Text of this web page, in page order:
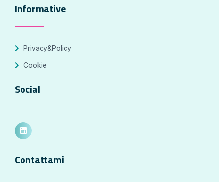
Informative
Privacy&Policy
Cookie
Social
Contattami